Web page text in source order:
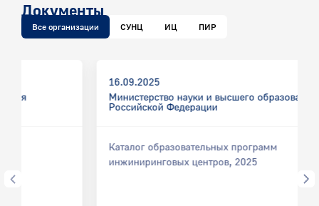
Документы
Все организации СУНЦ ИЦ ПИР
Министерство науки и высшего образования
Российской Федерации
Каталог образовательных программ
инжиниринговых центров, 2025